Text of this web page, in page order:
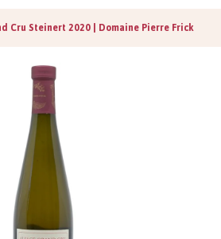
Cru Steinert 2020 | Domaine Pierre Frick